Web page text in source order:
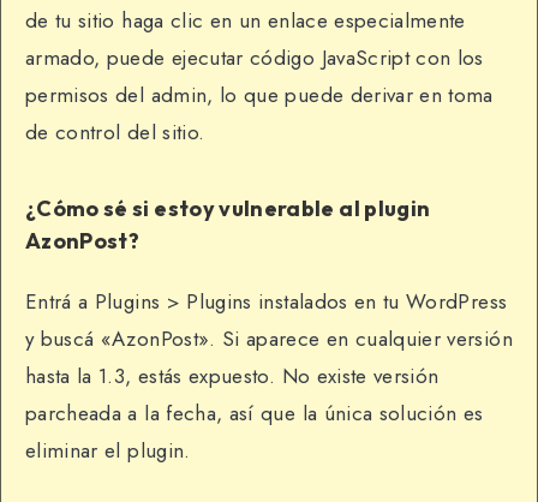
de tu sitio haga clic en un enlace especialmente
armado, puede ejecutar código JavaScript con los
permisos del admin, lo que puede derivar en toma
de control del sitio.
¿Cómo sé si estoy vulnerable al plugin
AzonPost?
Entrá a Plugins > Plugins instalados en tu WordPress
y buscá «AzonPost». Si aparece en cualquier versión
hasta la 1.3, estás expuesto. No existe versión
parcheada a la fecha, así que la única solución es
eliminar el plugin.